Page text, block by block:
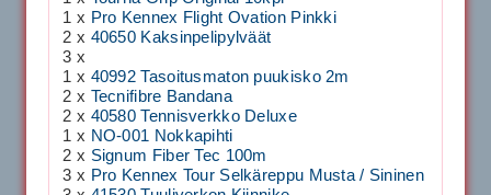
1 x Pro Kennex Flight Ovation Pinkki
2 x 40650 Kaksinpelipylväät
3 x
1 x 40992 Tasoitusmaton puukisko 2m
2 x Tecnifibre Bandana
2 x 40580 Tennisverkko Deluxe
1 x NO-001 Nokkapihti
2 x Signum Fiber Tec 100m
3 x Pro Kennex Tour Selkäreppu Musta / Sininen